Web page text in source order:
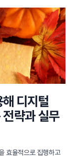
디지털
략과 실무
효율적으로 집행하고